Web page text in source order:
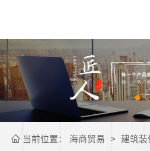
当前位置： 海商贸易 > 建筑装